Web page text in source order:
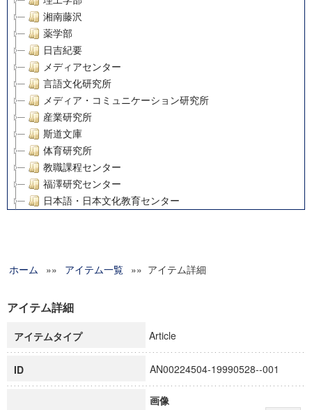
湘南藤沢
薬学部
日吉紀要
メディアセンター
言語文化研究所
メディア・コミュニケーション研究所
産業研究所
斯道文庫
体育研究所
教職課程センター
福澤研究センター
日本語・日本文化教育センター
グローバルリサーチインスティテュート
科学研究費補助金研究成果報告書
慶應義塾大学グローバルCOEプログラム市民社会ガバナンス
慶應義塾大学グローバルCOEプログラム論理と感性の先端的
博士課程教育リーディングプログラム「超成熟社会発展のサ
学術雑誌掲載論文等(8)
ホーム »» アイテム一覧 »» アイテム詳細
アイテム詳細
アイテムタイプ Article
ID AN00224504-19990528--001
画像